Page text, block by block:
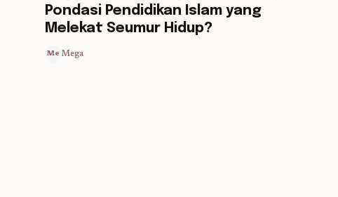
Pondasi Pendidikan Islam yang
Melekat Seumur Hidup?
Me Mega